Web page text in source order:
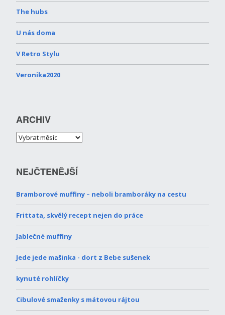
The hubs
U nás doma
V Retro Stylu
Veronika2020
ARCHIV
NEJČTENĚJŠÍ
Bramborové muffiny – neboli bramboráky na cestu
Frittata, skvělý recept nejen do práce
Jablečné muffiny
Jede jede mašinka - dort z Bebe sušenek
kynuté rohlíčky
Cibulové smaženky s mátovou rájtou